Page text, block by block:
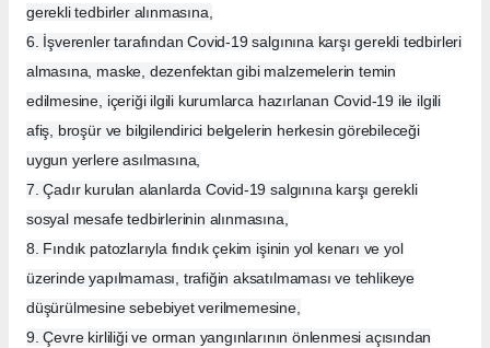
gerekli tedbirler alınmasına,
6. İşverenler tarafından Covid-19 salgınına karşı gerekli tedbirleri
almasına, maske, dezenfektan gibi malzemelerin temin
edilmesine, içeriği ilgili kurumlarca hazırlanan Covid-19 ile ilgili
afiş, broşür ve bilgilendirici belgelerin herkesin görebileceği
uygun yerlere asılmasına,
7. Çadır kurulan alanlarda Covid-19 salgınına karşı gerekli
sosyal mesafe tedbirlerinin alınmasına,
8. Fındık patozlarıyla fındık çekim işinin yol kenarı ve yol
üzerinde yapılmaması, trafiğin aksatılmaması ve tehlikeye
düşürülmesine sebebiyet verilmemesine,
9. Çevre kirliliği ve orman yangınlarının önlenmesi açısından